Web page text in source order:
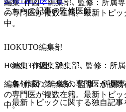
編集･作図：編集部､ 監修：所属
の専門医が複数在籍。最新トピ
中。
HOKUTO編集部
編集･作図：編集部､ 監修：所属
の専門医が複数在籍。最新トピ
中。
こちらの記事の監修医師
HOKUTO編集部
・編集･作図：編集部､ 監修：所
・各領域の第一線の専門医が複数
・最新トピックに関する独自記事